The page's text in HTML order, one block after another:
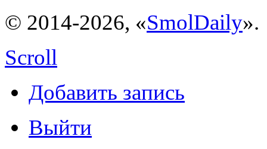
© 2014-2026, «SmolDaily».
Scroll
Добавить запись
Выйти